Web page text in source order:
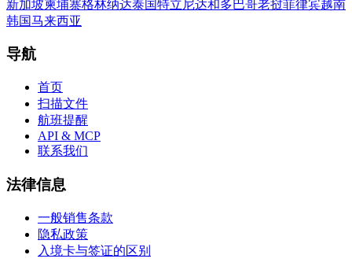
新加坡柬埔寨格林纳达泰国特立尼达和多巴哥老挝菲律宾越南
韩国马来西亚
导航
首页
扫描文件
航班提醒
API & MCP
联系我们
法律信息
一般销售条款
隐私政策
入境卡与签证的区别